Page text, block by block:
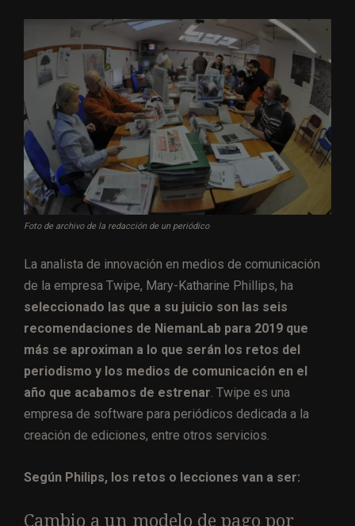
Foto de archivo de la redacción de un periódico
La analista de innovación en medios de comunicación
de la empresa Twipe, Mary-Katharine Phillips, ha
seleccionado las que a su juicio son las seis
recomendaciones de NiemanLab para 2019 que
más se aproximan a lo que serán los retos del
periodismo y los medios de comunicación en el
año que acabamos de estrenar . Twipe es una
empresa de software para periódicos dedicada a la
creación de ediciones, entre otros servicios.
Según Philips, los retos o lecciones van a ser:
Cambio a un modelo de pago por